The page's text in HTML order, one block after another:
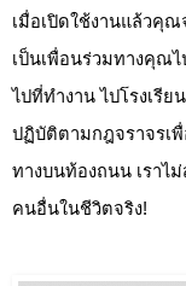
เมื่อเปิดใช้งานแล้วคุณ
เป็นเพื่อนร่วมทางคุณ
ไปที่ทำงาน ไปโรงเรี
ปฏิบัติตามกฎจราจรเ
ทางบนท้องถนน เราไ
คนอื่นในชีวิตจริง!